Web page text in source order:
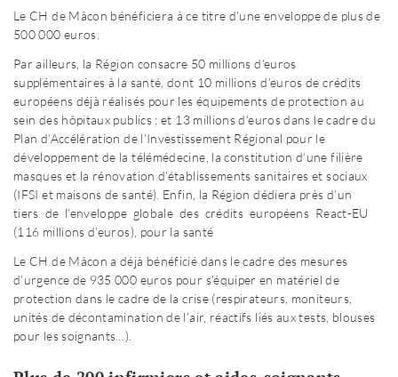
Le CH de Mâcon bénéficiera à ce titre d’une enveloppe de plus de
500 000 euros.
Par ailleurs, la Région consacre 50 millions d’euros
supplémentaires à la santé, dont 10 millions d’euros de crédits
européens déjà réalisés pour les équipements de protection au
sein des hôpitaux publics ; et 13 millions d’euros dans le cadre du
Plan d’Accélération de l’Investissement Régional pour le
développement de la télémédecine, la constitution d’une filière
masques et la rénovation d’établissements sanitaires et sociaux
(IFSI et maisons de santé). Enfin, la Région dédiera près d’un
tiers de l’enveloppe globale des crédits européens React-EU
(116 millions d’euros), pour la santé
Le CH de Mâcon a déjà bénéficié dans le cadre des mesures
d’urgence de 935 000 euros pour s’équiper en matériel de
protection dans le cadre de la crise (respirateurs, moniteurs,
unités de décontamination de l’air, réactifs liés aux tests, blouses
pour les soignants…).